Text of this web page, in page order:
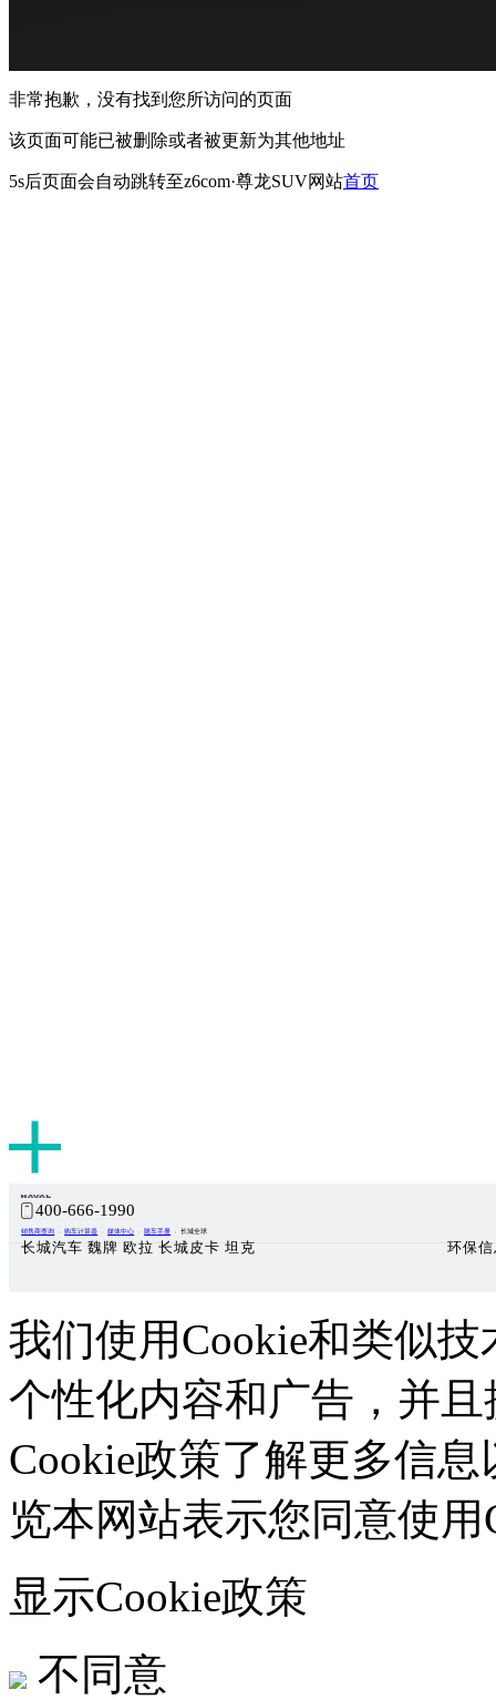
非常抱歉，没有找到您所访问的页面
该页面可能已被删除或者被更新为其他地址
5s后页面会自动跳转至z6com·尊龙SUV网站首页
400-666-1990
销售商查询 购车计算器 媒体中心 随车手册 长城全球
长城汽车 魏牌 欧拉 长城皮卡 坦克 环保
我们使用Cookie和类似技
个性化内容和广告，并
Cookie政策了解更多信
览本网站表示您同意使用
显示Cookie政策
不同意